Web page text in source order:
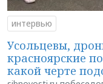
интервью
Усольцевы,
красноярские
какой черте